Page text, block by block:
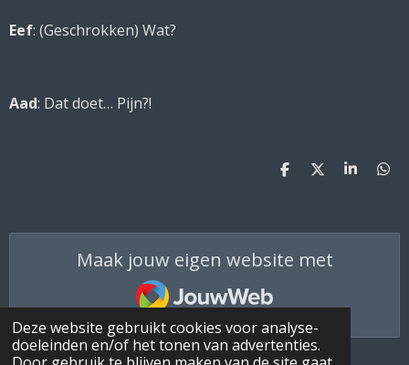
Deze website gebruikt cookies voor analyse-
doeleinden en/of het tonen van advertenties.
Eef: (Geschrokken) Wat?
Aad: Dat doet… Pijn?!
D
n
D
S
e
D
n
Maak jouw eigen website met
JouwWeb